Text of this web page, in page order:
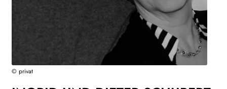
© privat